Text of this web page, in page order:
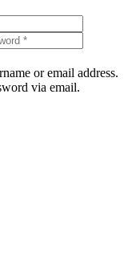
or email address.
via email.